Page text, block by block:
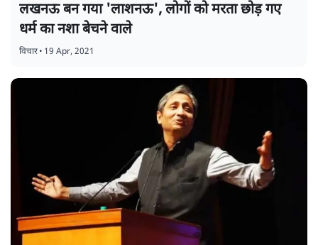
लखनऊ बन गया 'लाशनऊ', लोगों को मरता छोड़ गए
धर्म का नशा बेचने वाले
विचार• 19 Apr, 2021